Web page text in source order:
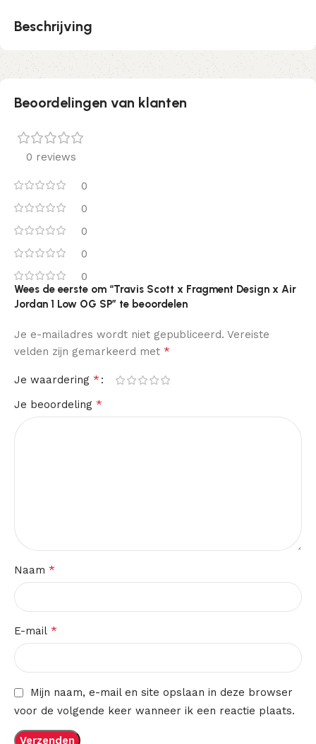
Beschrijving
Beoordelingen van klanten
0 reviews
0
0
0
0
0
Wees de eerste om “Travis Scott x Fragment Design x Air
Jordan 1 Low OG SP” te beoordelen
Je e-mailadres wordt niet gepubliceerd. Vereiste
velden zijn gemarkeerd met *
Je waardering *
Je beoordeling *
Naam *
E-mail *
Mijn naam, e-mail en site opslaan in deze browser
voor de volgende keer wanneer ik een reactie plaats.